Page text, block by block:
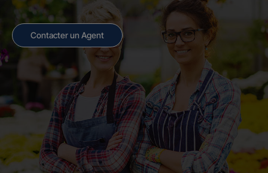
Contacter un Agent